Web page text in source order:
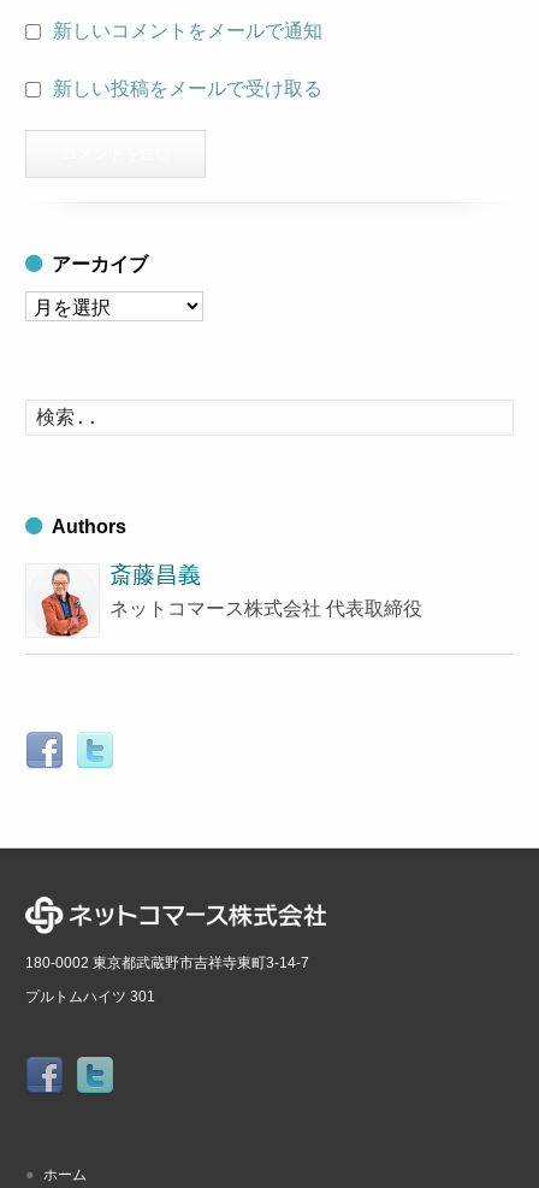
新しいコメントをメールで通知
新しい投稿をメールで受け取る
アーカイブ
ア
イ
ブ
索
Authors
斎藤昌義
ネットコマース株式会社 代表取締役
180-0002 東京都武蔵野市吉祥寺東町3-14-7
プルトムハイツ 301
ホーム